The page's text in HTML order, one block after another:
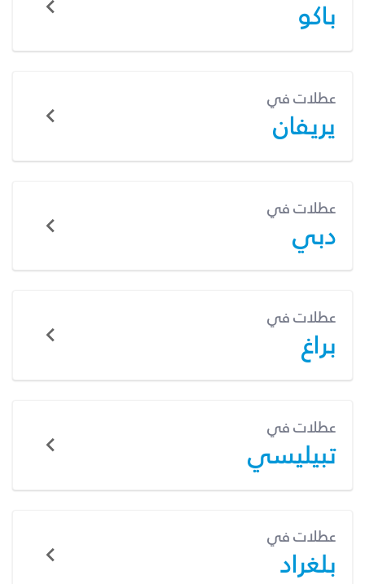
باكو
عطلات في
يريفان
عطلات في
دبي
عطلات في
براغ
عطلات في
تبيليسي
عطلات في
بلغراد